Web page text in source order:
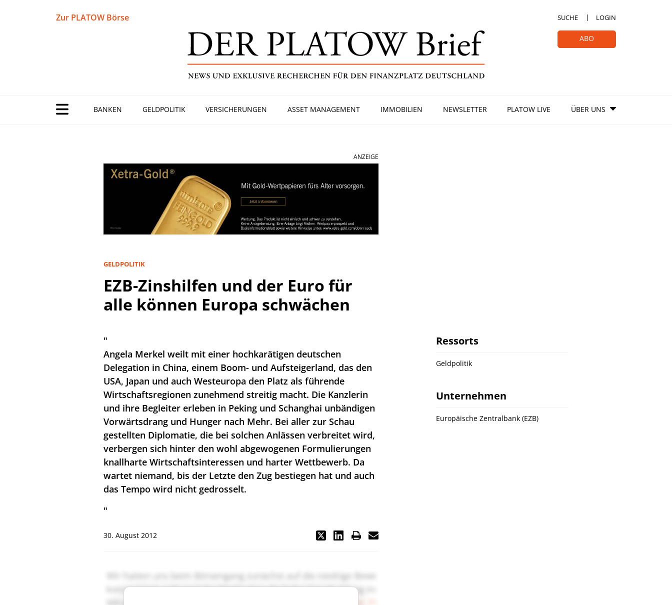
Zur PLATOW Börse SUCHE LOGIN
ABO
BANKEN GELDPOLITIK VERSICHERUNGEN ASSET MANAGEMENT IMMOBILIEN NEWSLETTER PLATOW LIVE ÜBER UNS
ANZEIGE
GELDPOLITIK
EZB-Zinshilfen und der Euro für
alle können Europa schwächen
"
Angela Merkel weilt mit einer hochkarätigen deutschen
Delegation in China, einem Boom- und Aufsteigerland, das den
USA, Japan und auch Westeuropa den Platz als führende
Wirtschaftsregionen zunehmend streitig macht. Die Kanzlerin
und ihre Begleiter erleben in Peking und Schanghai unbändigen
Vorwärtsdrang und Hunger nach Mehr. Bei aller zur Schau
gestellten Diplomatie, die bei solchen Anlässen verbreitet wird,
verbergen sich hinter den wohl abgewogenen Formulierungen
knallharte Wirtschaftsinteressen und harter Wettbewerb. Da
wartet niemand, bis der Letzte den Zug bestiegen hat und auch
das Tempo wird nicht gedrosselt.
"
30. August 2012
Ressorts
Geldpolitik
Unternehmen
Europäische Zentralbank (EZB)